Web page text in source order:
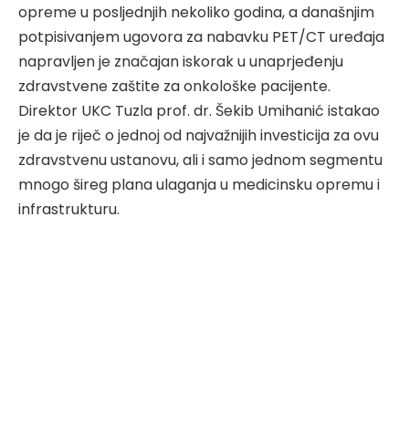
opreme u posljednjih nekoliko godina, a današnjim
potpisivanjem ugovora za nabavku PET/CT uređaja
napravljen je značajan iskorak u unaprjeđenju
zdravstvene zaštite za onkološke pacijente.
Direktor UKC Tuzla prof. dr. Šekib Umihanić istakao
je da je riječ o jednoj od najvažnijih investicija za ovu
zdravstvenu ustanovu, ali i samo jednom segmentu
mnogo šireg plana ulaganja u medicinsku opremu i
infrastrukturu.